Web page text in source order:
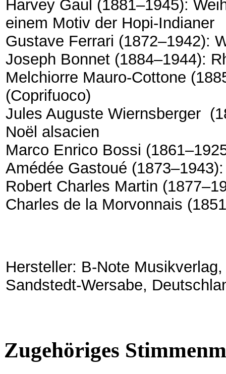
Harvey Gaul (1881–1945):
einem Motiv der Hopi-Indianer
Gustave Ferrari (1872–1942):
Joseph Bonnet (1884–1944):
Melchiorre Mauro-Cottone
(Coprifuoco)
Jules Auguste Wiernsberger
Noël alsacien
Marco Enrico Bossi
Amédée Gastoué
Robert Charles Martin
Charles de la Morvonnais
Hersteller: B-Note
Sandstedt-Wersabe,
Zugehöriges